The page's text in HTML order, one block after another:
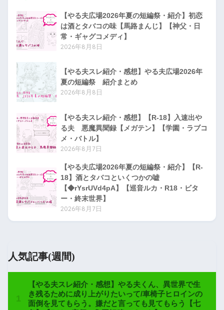
【やる夫広場2026年夏の短編祭・紹介】初恋
は酒とタバコの味【馬路まんじ】【神父・日
常・ギャグコメディ】
2026年8月8日
【やる夫スレ紹介・感想】やる夫広場2026年
夏の短編祭 紹介まとめ
2026年8月8日
【やる夫スレ紹介・感想】【R-18】入速出や
る夫 悪魔異聞録【メガテン】【学園・ラブコ
メ・バトル】
2026年8月7日
【やる夫広場2026年夏の短編祭・紹介】【R-
18】酒とタバコといくつかの嘘
【◆rYsrUVd4pA】【巡音ルカ・R18・ビタ
ー・終末世界】
2026年8月7日
人気記事(週間)